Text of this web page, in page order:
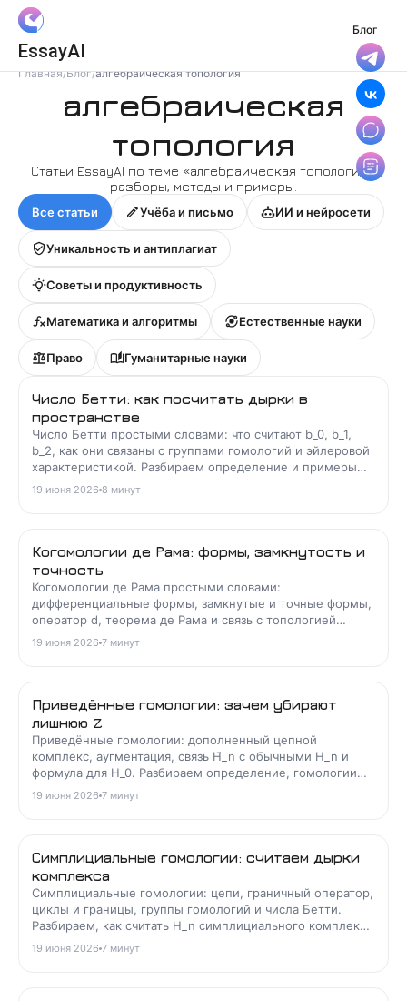
EssayAI
Блог
Главная/Блог/алгебраическая топология
алгебраическая
топология
Статьи EssayAI по теме «алгебраическая топология»:
разборы, методы и примеры.
Все статьи Учёба и письмо ИИ и нейросети
Уникальность и антиплагиат
Советы и продуктивность
Математика и алгоритмы Естественные науки
Право Гуманитарные науки
Число Бетти: как посчитать дырки в
пространстве
Число Бетти простыми словами: что считают b_0, b_1,
b_2, как они связаны с группами гомологий и эйлеровой
характеристикой. Разбираем определение и примеры
для окружности, тора и сферы.
19 июня 2026 8 минут
Когомологии де Рама: формы, замкнутость и
точность
Когомологии де Рама простыми словами:
дифференциальные формы, замкнутые и точные формы,
оператор d, теорема де Рама и связь с топологией
многообразия. Разбор с примерами.
19 июня 2026 7 минут
Приведённые гомологии: зачем убирают
лишнюю Z
Приведённые гомологии: дополненный цепной
комплекс, аугментация, связь H̃_n с обычными H_n и
формула для H_0. Разбираем определение, гомологии
точки и сферы с примерами.
19 июня 2026 7 минут
Симплициальные гомологии: считаем дырки
комплекса
Симплициальные гомологии: цепи, граничный оператор,
циклы и границы, группы гомологий и числа Бетти.
Разбираем, как считать H_n симплициального комплекса
на примерах окружности, сферы и тора.
19 июня 2026 7 минут
Войти с Яндекс ID
Войти с VK ID
Согласие на обработку
персональных данных
и принимаю условия
Политики конфиденциальности,
Правила пользования сервисом